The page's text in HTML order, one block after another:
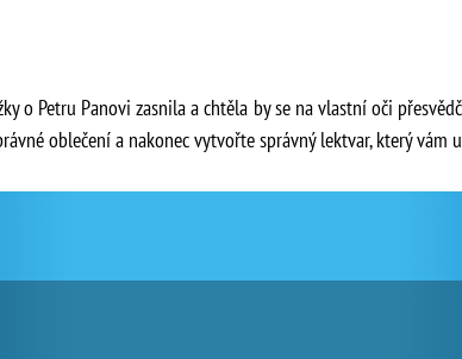
o Petru Panovi zasnila a chtěla by se na vlastní oči
oblečení a nakonec vytvořte správný lektvar, který vám